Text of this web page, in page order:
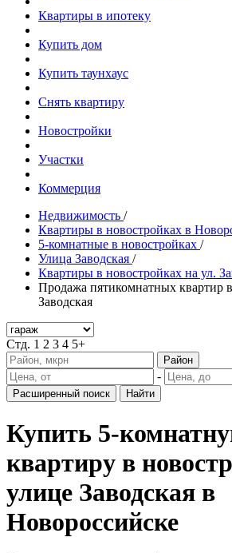
Квартиры в ипотеку
Купить дом
Купить таунхаус
Снять квартиру
Новостройки
Участки
Коммерция
Недвижимость /
Квартиры в новостройках в
5-комнатные в новостройках /
Улица Заводская /
Квартиры в новостройках на ул.
Продажа пятикомнатных квартир
Заводская
Стд. 1 2 3 4 5+
Район
-
Расширенный поиск Найти
Купить 5-
квартиру в
улице Заводская в
Новороссийске